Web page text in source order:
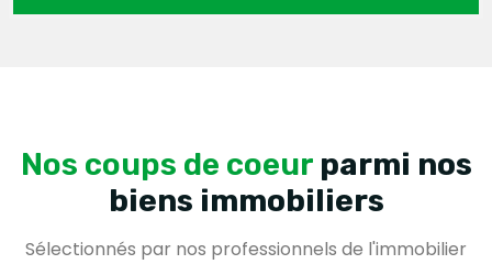
Nos coups de coeur parmi nos
biens immobiliers
Sélectionnés par nos professionnels de l'immobilier